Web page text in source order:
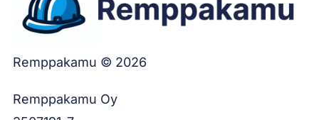
Remppakamu © 2026
Remppakamu Oy